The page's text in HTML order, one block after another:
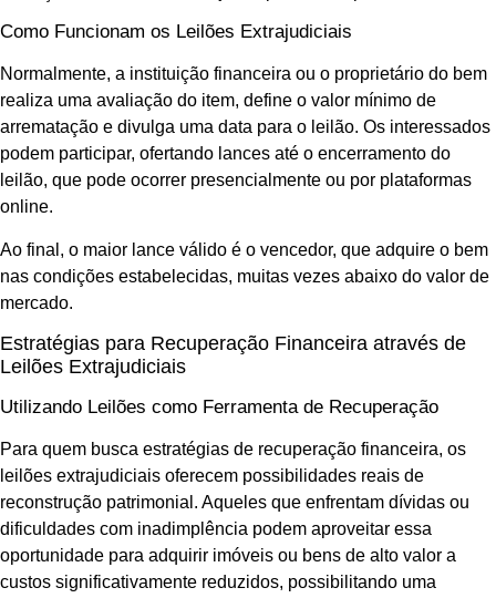
Como Funcionam os Leilões Extrajudiciais
Normalmente, a instituição financeira ou o proprietário do bem
realiza uma avaliação do item, define o valor mínimo de
arrematação e divulga uma data para o leilão. Os interessados
podem participar, ofertando lances até o encerramento do
leilão, que pode ocorrer presencialmente ou por plataformas
online.
Ao final, o maior lance válido é o vencedor, que adquire o bem
nas condições estabelecidas, muitas vezes abaixo do valor de
mercado.
Estratégias para Recuperação Financeira através de
Leilões Extrajudiciais
Utilizando Leilões como Ferramenta de Recuperação
Para quem busca estratégias de recuperação financeira, os
leilões extrajudiciais oferecem possibilidades reais de
reconstrução patrimonial. Aqueles que enfrentam dívidas ou
dificuldades com inadimplência podem aproveitar essa
oportunidade para adquirir imóveis ou bens de alto valor a
custos significativamente reduzidos, possibilitando uma